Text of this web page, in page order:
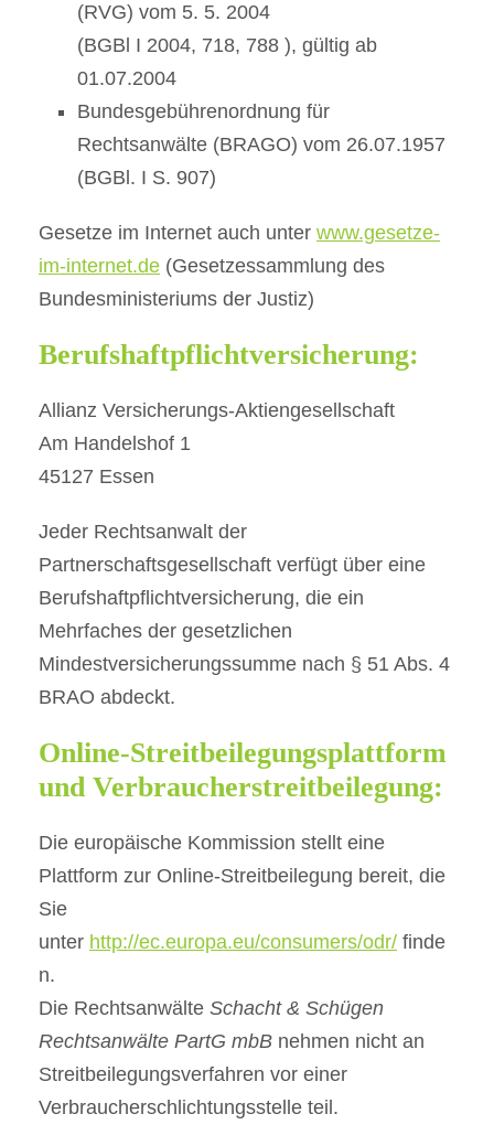
(RVG) vom 5. 5. 2004
(BGBl I 2004, 718, 788 ), gültig ab
01.07.2004
Bundesgebührenordnung für
Rechtsanwälte (BRAGO) vom 26.07.1957
(BGBl. I S. 907)
Gesetze im Internet auch unter www.gesetze-
im-internet.de (Gesetzessammlung des
Bundesministeriums der Justiz)
Berufshaftpflichtversicherung:
Allianz Versicherungs-Aktiengesellschaft
Am Handelshof 1
45127 Essen
Jeder Rechtsanwalt der
Partnerschaftsgesellschaft verfügt über eine
Berufshaftpflichtversicherung, die ein
Mehrfaches der gesetzlichen
Mindestversicherungssumme nach § 51 Abs. 4
BRAO abdeckt.
Online-Streitbeilegungsplattform
und Verbraucherstreitbeilegung:
Die europäische Kommission stellt eine
Plattform zur Online-Streitbeilegung bereit, die
Sie
unter http://ec.europa.eu/consumers/odr/ finde
n.
Die Rechtsanwälte Schacht & Schügen
Rechtsanwälte PartG mbB nehmen nicht an
Streitbeilegungsverfahren vor einer
Verbraucherschlichtungsstelle teil.